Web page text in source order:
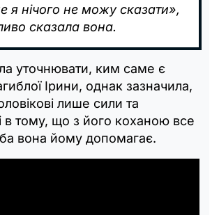
я нічого не можу сказати»,
сказала вона.
уточнювати, ким саме є
Ірини, однак зазначила,
лише сили та
в тому, що з його коханою все
вона йому допомагає.